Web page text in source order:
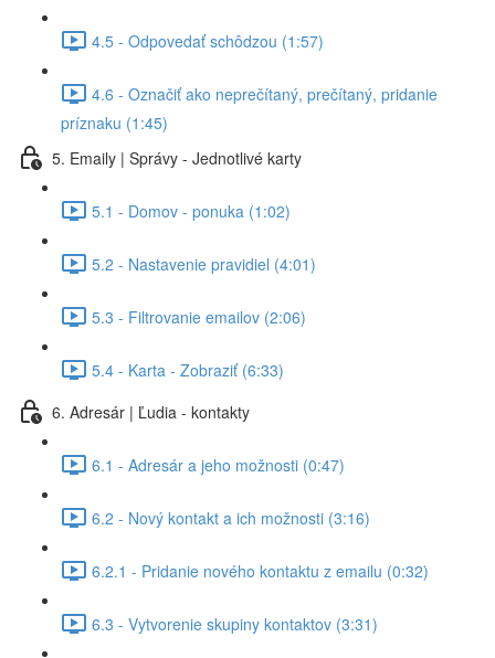
4.5 - Odpovedať schôdzou (1:57)
4.6 - Označiť ako neprečítaný, prečítaný, pridanie
príznaku (1:45)
5. Emaily | Správy - Jednotlivé karty
5.1 - Domov - ponuka (1:02)
5.2 - Nastavenie pravidiel (4:01)
5.3 - Filtrovanie emailov (2:06)
5.4 - Karta - Zobraziť (6:33)
6. Adresár | Ľudia - kontakty
6.1 - Adresár a jeho možnosti (0:47)
6.2 - Nový kontakt a ich možnosti (3:16)
6.2.1 - Pridanie nového kontaktu z emailu (0:32)
6.3 - Vytvorenie skupiny kontaktov (3:31)